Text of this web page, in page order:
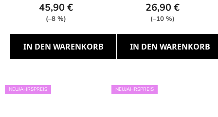
45,90 €
(–8 %)
IN DEN WARENKORB
26,90 €
(–10 %)
IN DEN WARENKORB
NEUJAHRSPREIS NEUJAHRSPREIS